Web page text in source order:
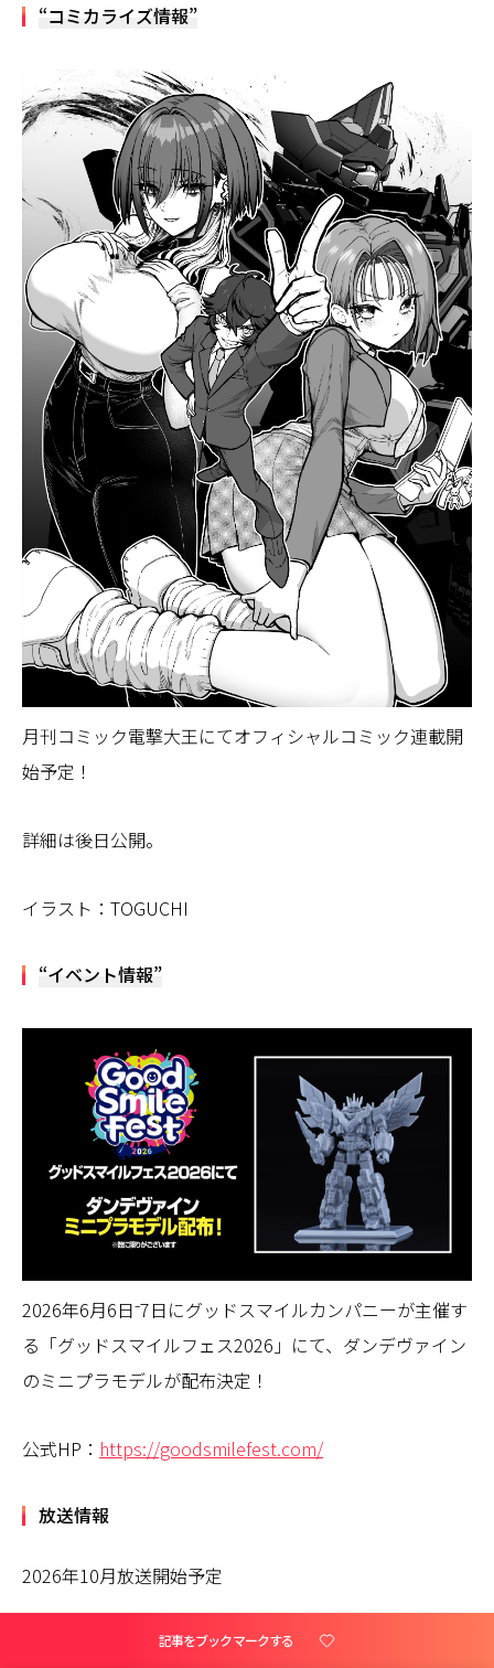
“コミカライズ情報”
月刊コミック電撃大王にてオフィシャルコミック連載開
始予定！
詳細は後日公開。
イラスト：TOGUCHI
“イベント情報”
2026年6月6日⁻7日にグッドスマイルカンパニーが主催す
る「グッドスマイルフェス2026」にて、ダンデヴァイン
のミニプラモデルが配布決定！
公式HP： https://goodsmilefest.com/
放送情報
2026年10月放送開始予定
TVアニメ『獣王武神ダンデヴァイン』作品情報
記事をブックマークする